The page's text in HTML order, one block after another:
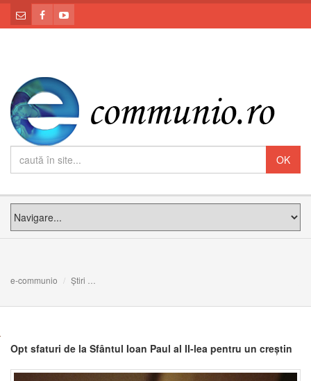
e-communio Știri
Opt sfaturi de la Sfântul Ioan Paul al II-lea pentru un creștin